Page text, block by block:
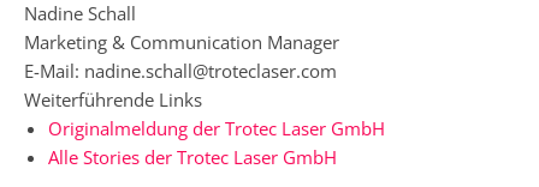
Nadine Schall
Marketing & Communication Manager
E-Mail: nadine.schall@troteclaser.com
Weiterführende Links
Originalmeldung der Trotec Laser GmbH
Alle Stories der Trotec Laser GmbH